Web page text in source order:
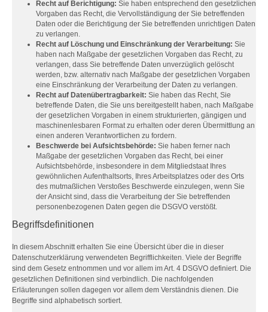
Recht auf Berichtigung: Sie haben entsprechend den gesetzlichen
Vorgaben das Recht, die Vervollständigung der Sie betreffenden
Daten oder die Berichtigung der Sie betreffenden unrichtigen Daten
zu verlangen.
Recht auf Löschung und Einschränkung der Verarbeitung: Sie
haben nach Maßgabe der gesetzlichen Vorgaben das Recht, zu
verlangen, dass Sie betreffende Daten unverzüglich gelöscht
werden, bzw. alternativ nach Maßgabe der gesetzlichen Vorgaben
eine Einschränkung der Verarbeitung der Daten zu verlangen.
Recht auf Datenübertragbarkeit: Sie haben das Recht, Sie
betreffende Daten, die Sie uns bereitgestellt haben, nach Maßgabe
der gesetzlichen Vorgaben in einem strukturierten, gängigen und
maschinenlesbaren Format zu erhalten oder deren Übermittlung an
einen anderen Verantwortlichen zu fordern.
Beschwerde bei Aufsichtsbehörde: Sie haben ferner nach
Maßgabe der gesetzlichen Vorgaben das Recht, bei einer
Aufsichtsbehörde, insbesondere in dem Mitgliedstaat Ihres
gewöhnlichen Aufenthaltsorts, Ihres Arbeitsplatzes oder des Orts
des mutmaßlichen Verstoßes Beschwerde einzulegen, wenn Sie
der Ansicht sind, dass die Verarbeitung der Sie betreffenden
personenbezogenen Daten gegen die DSGVO verstößt.
Begriffsdefinitionen
In diesem Abschnitt erhalten Sie eine Übersicht über die in dieser
Datenschutzerklärung verwendeten Begrifflichkeiten. Viele der Begriffe
sind dem Gesetz entnommen und vor allem im Art. 4 DSGVO definiert. Die
gesetzlichen Definitionen sind verbindlich. Die nachfolgenden
Erläuterungen sollen dagegen vor allem dem Verständnis dienen. Die
Begriffe sind alphabetisch sortiert.